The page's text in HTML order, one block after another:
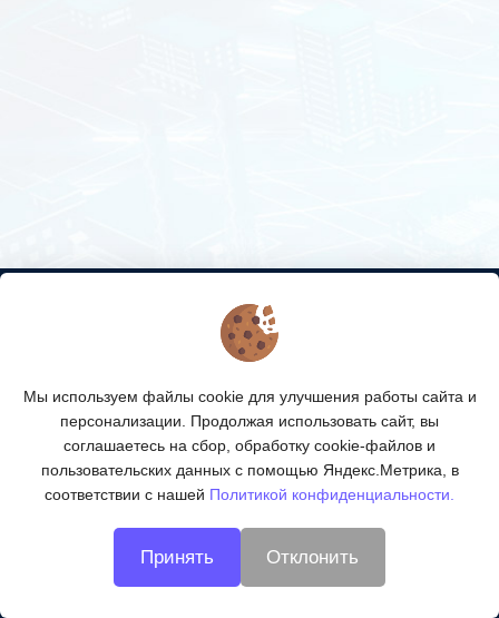
КАТАЛОГ ТОВАРОВ
© 2026 Технологии ВОЛС
Мы используем файлы cookie для улучшения работы сайта и
персонализации. Продолжая использовать сайт, вы
соглашаетесь на сбор, обработку cookie-файлов и
пользовательских данных с помощью Яндекс.Метрика, в
соответствии с нашей Политикой конфиденциальности.
Принять Отклонить